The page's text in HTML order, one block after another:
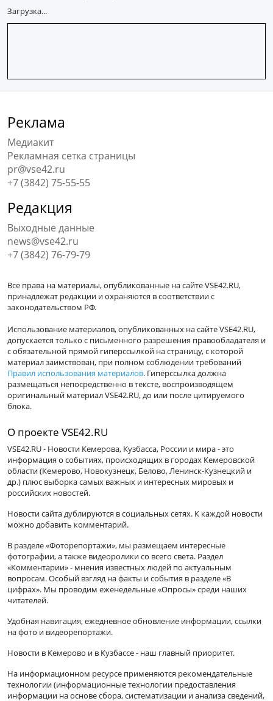
Загрузка...
Реклама
Медиакит
Рекламная сетка страницы
pr@vse42.ru
+7 (3842) 75-55-55
Редакция
Выходные данные
news@vse42.ru
+7 (3842) 76-79-79
Все права на материалы, опубликованные на сайте VSE42.RU,
принадлежат редакции и охраняются в соответствии с
законодательством РФ.
Использование материалов, опубликованных на сайте VSE42.RU,
допускается только с письменного разрешения правообладателя и
с обязательной прямой гиперссылкой на страницу, с которой
материал заимствован, при полном соблюдении требований
Правил использования материалов. Гиперссылка должна
размещаться непосредственно в тексте, воспроизводящем
оригинальный материал VSE42.RU, до или после цитируемого
блока.
О проекте VSE42.RU
VSE42.RU - Новости Кемерова, Кузбасса, России и мира - это
информация о событиях, происходящих в городах Кемеровской
области (Кемерово, Новокузнецк, Белово, Ленинск-Кузнецкий и
др.) плюс выборка самых важных и интересных мировых и
российских новостей.
Новости сайта дублируются в социальных сетях. К каждой новости
можно добавить комментарий.
В разделе «Фоторепортажи», мы размещаем интересные
фотографии, а также видеоролики со всего света. Раздел
«Комментарии» - мнения известных людей по актуальным
вопросам. Особый взгляд на факты и события в разделе «В
цифрах». Мы проводим еженедельные «Опросы» среди наших
читателей.
Удобная навигация, ежедневное обновление информации, ссылки
на фото и видеорепортажи.
Новости в Кемерово и в Кузбассе - наш главный приоритет.
На информационном ресурсе применяются рекомендательные
технологии (информационные технологии предоставления
информации на основе сбора, систематизации и анализа сведений,